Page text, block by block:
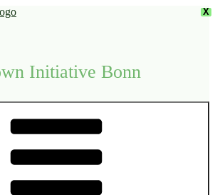
Initiative Bonn
X